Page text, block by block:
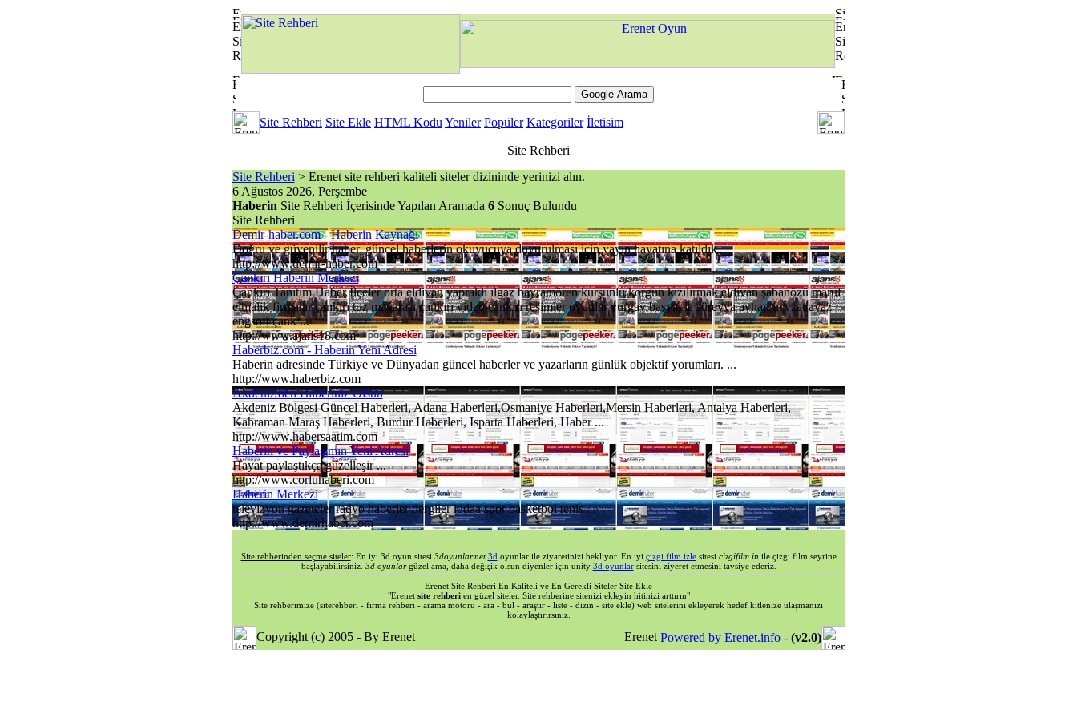
Site Rehberi Site Ekle HTML Kodu Yeniler Popüler Kategoriler İletisim
Site Rehberi
Site Rehberi > Erenet site rehberi kaliteli siteler dizininde yerinizi alın.
6 Ağustos 2026, Perşembe
Haberin Site Rehberi İçerisinde Yapılan Aramada 6Sonuç Bulundu
Site Rehberi
Demir-haber.com - Haberin Kaynağı
Doğru ve güvenilir haber, güncel haberlerin okuyucuya duyurulması için yayın hayatına katıldık. ...
http://www.demir-haber.com
Çankırı Haberin Merkezi
Çankırı Tanıtım Haber İlçeler orta eldivan yapraklı ılgaz bayramören kurşunlu korgun kızılırmak eldivan şabanözü maruf
elmalik firmalar çankırı tuz mağarası çankırı video çankırı resimler oyunlar yurgay başyayla süreyya ayhan nevzat ayaz
engsoft çank ...
http://www.ajans18.com
Haberbiz.com - Haberin Yeni Adresi
Haberin adresinde Türkiye ve Dünyadan güncel haberler ve yazarların günlük objektif yorumları. ...
http://www.haberbiz.com
Akdeniz'den Haberiniz Olsun
Akdeniz Bölgesi Güncel Haberleri, Adana Haberleri,Osmaniye Haberleri,Mersin Haberleri, Antalya Haberleri,
Kahraman Maraş Haberleri, Burdur Haberleri, Isparta Haberleri, Haber ...
http://www.habersaatim.com
Haberin ve Paylaşımın Yeni Adresi
Hayat paylaştıkça güzelleşir ...
http://www.corluhaberi.com
Haberin Merkezi
televizyon gazeteler radyo haberler dergiler iddaa spor basketbol tenis ...
http://www.demirhaber.com
Site rehberinden seçme siteler: En iyi 3d oyun sitesi 3doyunlar.net 3d oyunlar ile ziyaretinizi bekliyor. En iyi çizgi film izlesitesi cizgifilm.in ile çizgi film seyrine
başlayabilirsiniz. 3d oyunlargüzel ama, daha değişik olsun diyenler için unity 3d oyunlarsitesini ziyeret etmesini tavsiye ederiz.
Erenet Site Rehberi En Kaliteli ve En Gerekli Siteler Site Ekle
"Erenet site rehberien güzel siteler. Site rehberine sitenizi ekleyin hitinizi arttırın"
Site rehberimize (siterehberi - firma rehberi - arama motoru - ara - bul - araştır - liste - dizin - site ekle) web sitelerini ekleyerek hedef kitlenize ulaşmanızı
kolaylaştırırsınız.
Copyright (c) 2005 - By Erenet Powered by Erenet.info- (v2.0)